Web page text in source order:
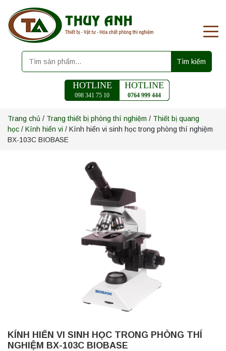
Tìm kiếm
HOTLINE
098 341 75 10
HOTLINE
0764 999 444
Trang chủ / Trang thiết bị phòng thí nghiệm / Thiết bị quang
học / Kính hiển vi / Kính hiển vi sinh học trong phòng thí nghiệm
BX-103C BIOBASE
KÍNH HIỂN VI SINH HỌC TRONG PHÒNG THÍ
NGHIỆM BX-103C BIOBASE